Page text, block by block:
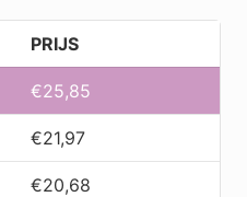
PRIJS
€25,85
€21,97
€20,68